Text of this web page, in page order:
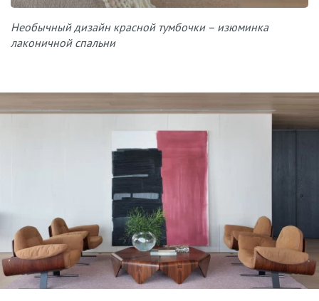
Необычный дизайн красной тумбочки – изюминка
лаконичной спальни